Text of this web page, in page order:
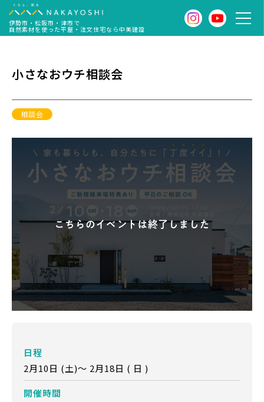
伊勢市・松阪市・津市で
自然素材を使った平屋・注文住宅なら中美建設
小さなおウチ相談会
相談会
日程
2月10日 (土)～ 2月18日 ( 日 )
開催時間